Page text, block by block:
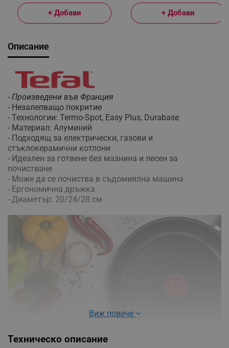
+ Добави + Добави
Описание
- Произведени във Франция
- Незалепващо покритие
- Технологии: Termo-Spot, Easy Plus, Durabase
- Материал: Алуминий
- Подходящ за електрически, газови и
стъклокерамични котлони
- Идеален за готвене без мазнина и лесен за
почистване
- Може да се почиства в съдомиялна машина
- Ергономична дръжка
- Диаметър: 20/24/28 см
Виж повече
Техническо описание